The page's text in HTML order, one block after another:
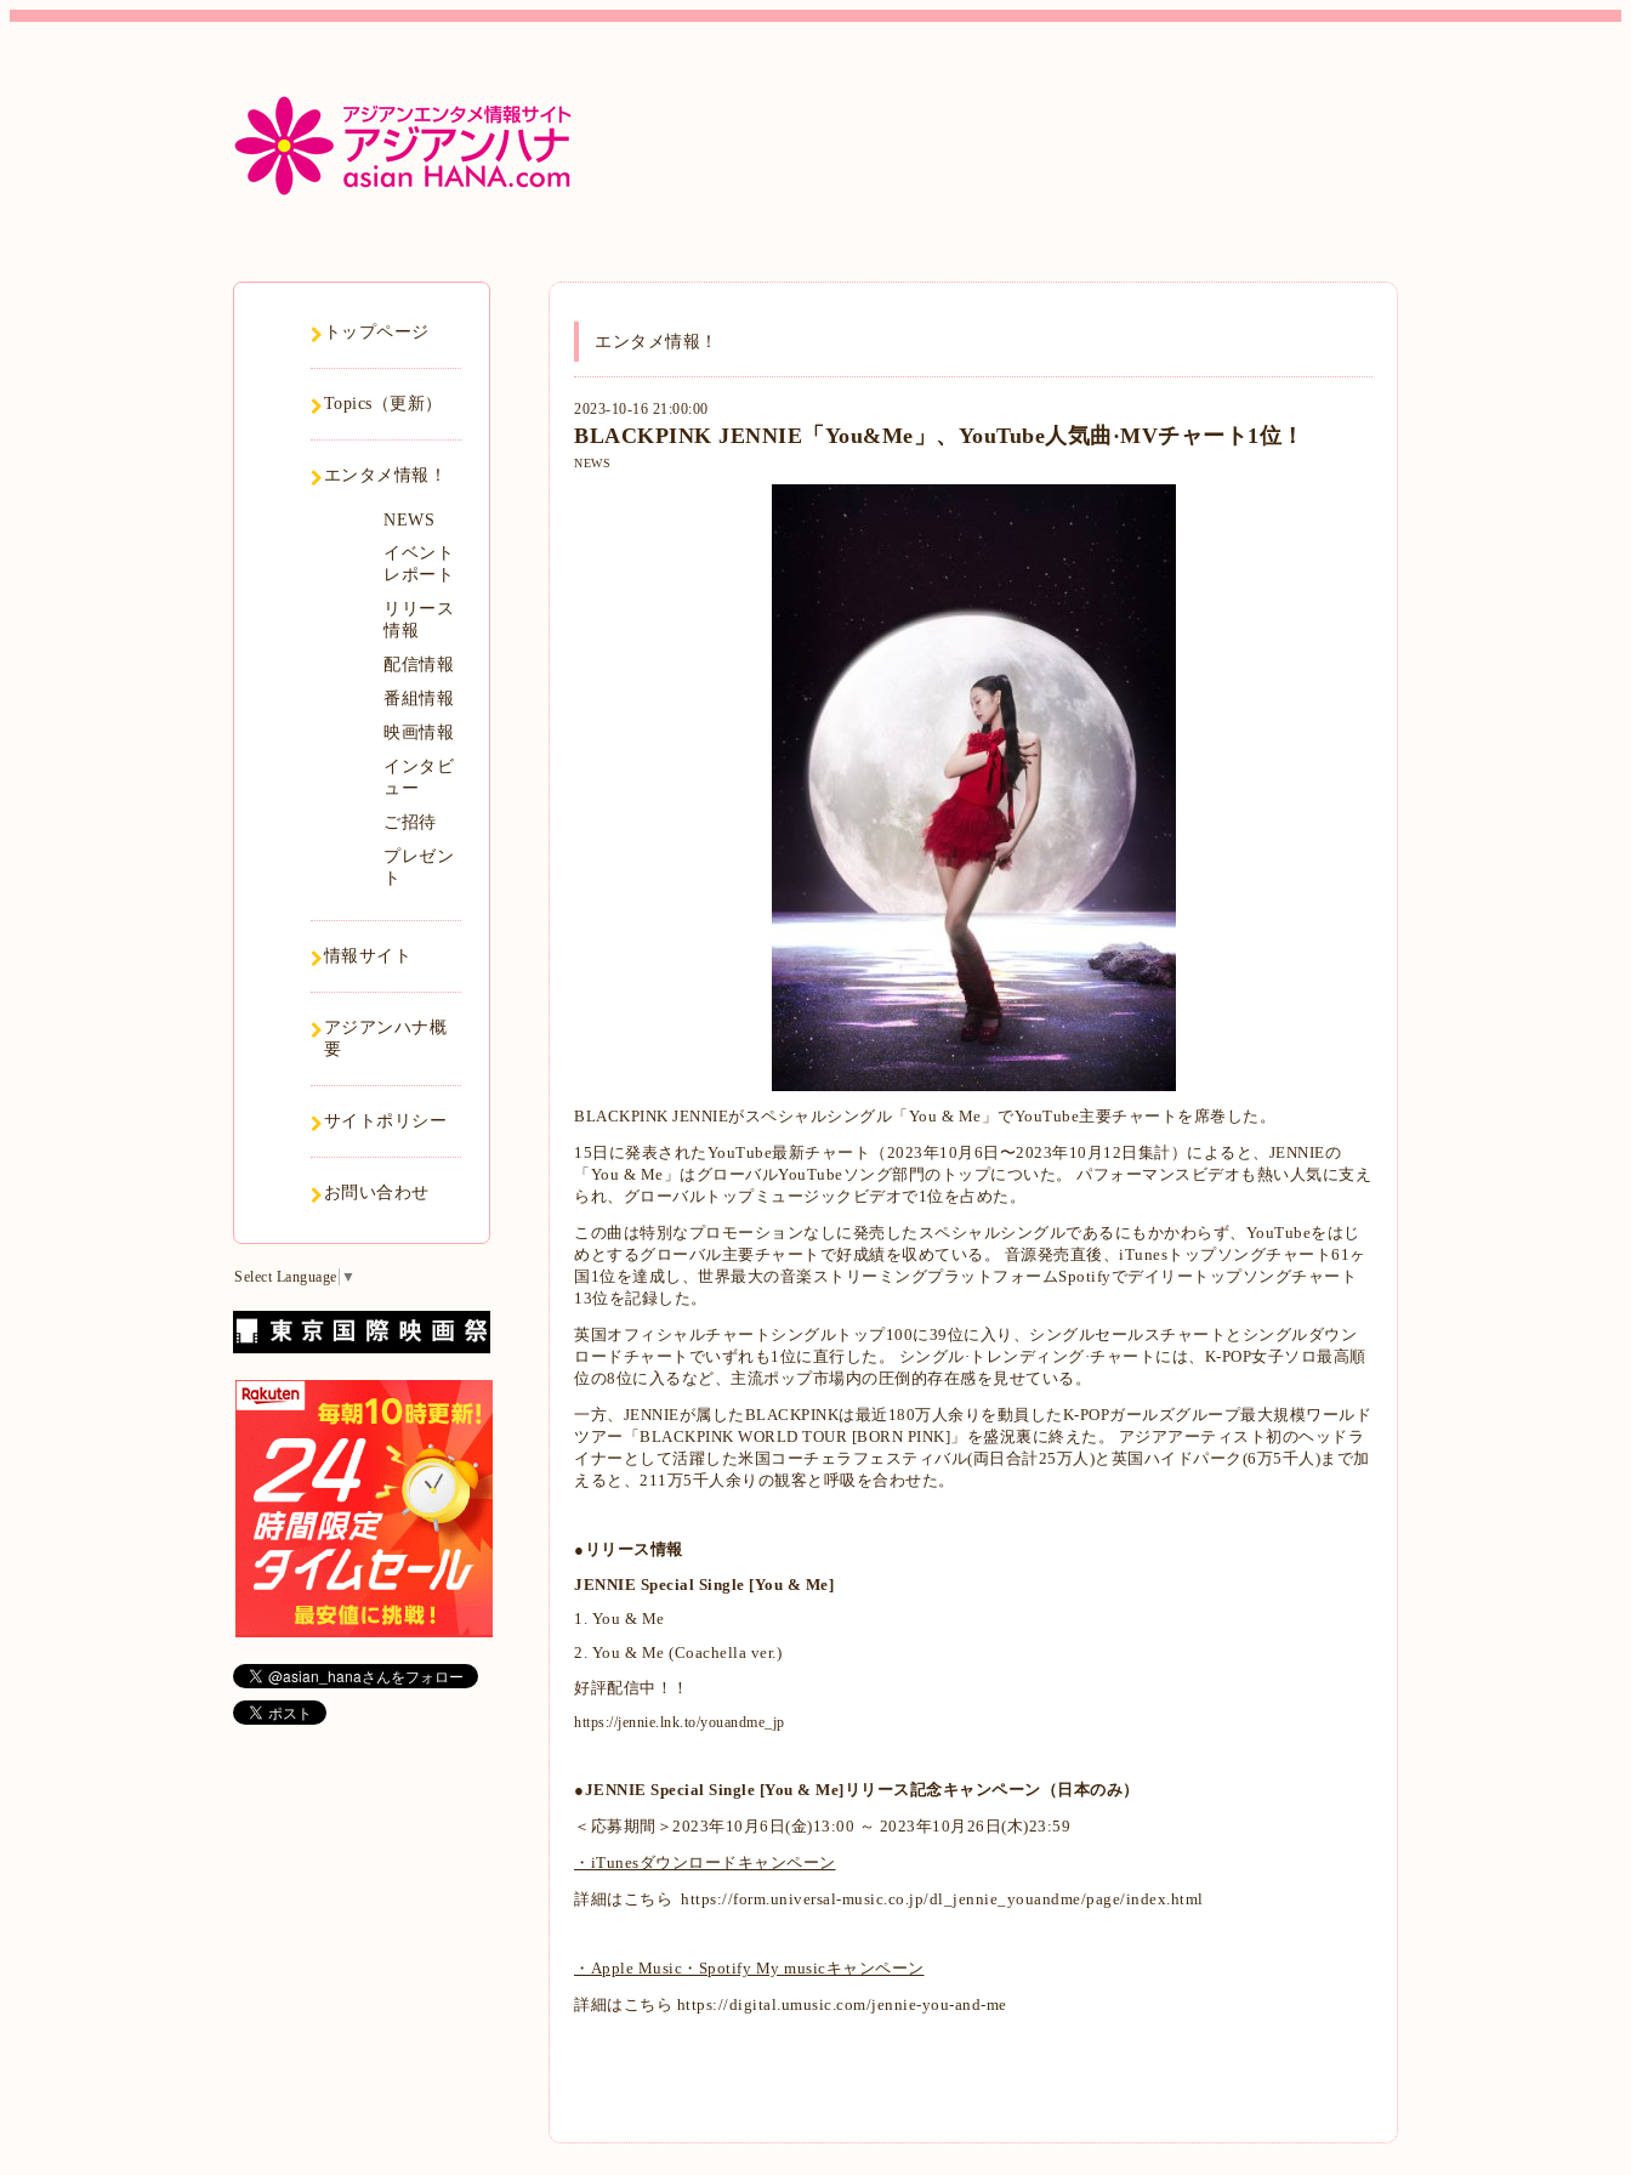
エンタメ情報！
2023-10-16 21:00:00
BLACKPINK JENNIE「You&Me」、YouTube人気曲·MVチャート1位！
NEWS
BLACKPINK JENNIEがスペシャルシングル「You & Me」でYouTube主要チャートを席巻した。
15日に発表されたYouTube最新チャート（2023年10月6日〜2023年10月12日集計）によると、JENNIEの
「You & Me」はグローバルYouTubeソング部門のトップについた。 パフォーマンスビデオも熱い人気に支え
られ、グローバルトップミュージックビデオで1位を占めた。
この曲は特別なプロモーションなしに発売したスペシャルシングルであるにもかかわらず、YouTubeをはじ
めとするグローバル主要チャートで好成績を収めている。 音源発売直後、iTunesトップソングチャート61ヶ
国1位を達成し、世界最大の音楽ストリーミングプラットフォームSpotifyでデイリートップソングチャート
13位を記録した。
英国オフィシャルチャートシングルトップ100に39位に入り、シングルセールスチャートとシングルダウン
ロードチャートでいずれも1位に直行した。 シングル·トレンディング·チャートには、K-POP女子ソロ最高順
位の8位に入るなど、主流ポップ市場内の圧倒的存在感を見せている。
一方、JENNIEが属したBLACKPINKは最近180万人余りを動員したK-POPガールズグループ最大規模ワールド
ツアー「BLACKPINK WORLD TOUR [BORN PINK]」を盛況裏に終えた。 アジアアーティスト初のヘッドラ
イナーとして活躍した米国コーチェラフェスティバル(両日合計25万人)と英国ハイドパーク(6万5千人)まで加
えると、211万5千人余りの観客と呼吸を合わせた。
●リリース情報
JENNIE Special Single [You & Me]
1. You & Me
2. You & Me (Coachella ver.)
好評配信中！！
https://jennie.lnk.to/youandme_jp
●JENNIE Special Single [You & Me]リリース記念キャンペーン（日本のみ）
＜応募期間＞2023年10月6日(金)13:00 ～ 2023年10月26日(木)23:59
・iTunesダウンロードキャンペーン
詳細はこちら https://form.universal-music.co.jp/dl_jennie_youandme/page/index.html
・Apple Music・Spotify My musicキャンペーン
詳細はこちら https://digital.umusic.com/jennie-you-and-me
トップページ
Topics（更新）
エンタメ情報！
NEWS
イベント
レポート
リリース
情報
配信情報
番組情報
映画情報
インタビ
ュー
ご招待
プレゼン
ト
情報サイト
アジアンハナ概
要
サイトポリシー
お問い合わせ
Select Language ▼